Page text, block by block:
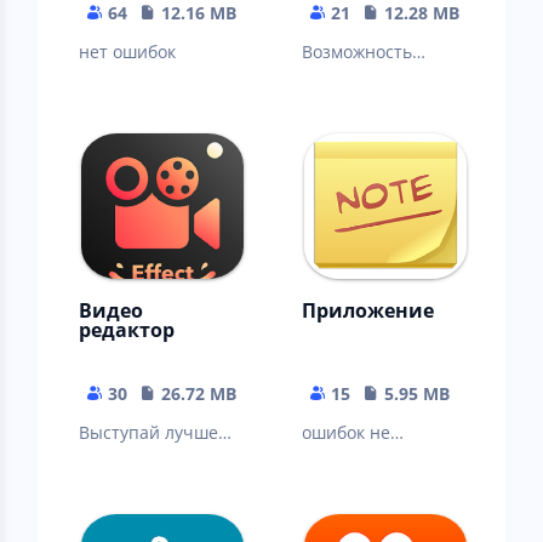
64
12.16 MB
нет ошибок
21
12.28 MB
Возможность
подключение к
Интернету не
требует
Видео
редактор
30
26.72 MB
Выступай лучше
Приложение
15
5.95 MB
ошибок не